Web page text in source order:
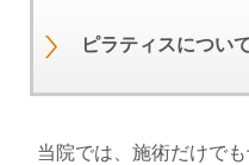
ピラティスについ
当院では、施術だけで